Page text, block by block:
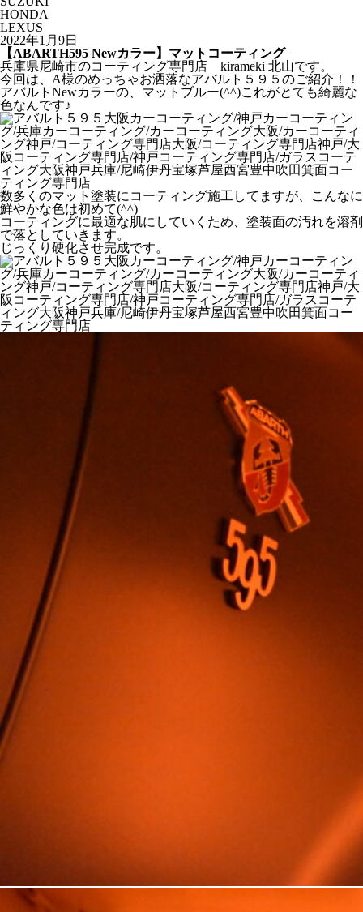
HONDA
LEXUS
2022年1月9日
【ABARTH595 Newカラー】マットコーティング
兵庫県尼崎市のコーティング専門店 kirameki 北山です。
今回は、A様のめっちゃお洒落なアバルト５９５のご紹介！！
アバルトNewカラーの、マットブルー(^^)これがとても綺麗な
色なんです♪
数多くのマット塗装にコーティング施工してますが、こんなに
鮮やかな色は初めて(^^)
コーティングに最適な肌にしていくため、塗装面の汚れを溶剤
で落としていきます。
じっくり硬化させ完成です。